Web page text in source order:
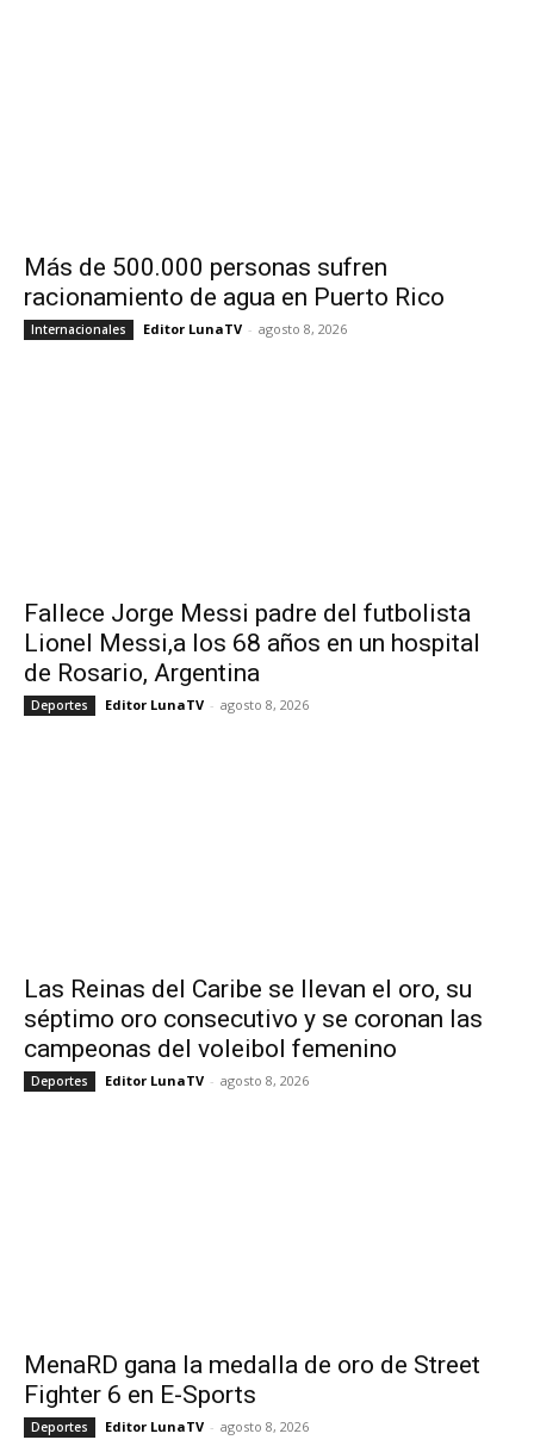
Más de 500.000 personas sufren
racionamiento de agua en Puerto Rico
Internacionales Editor LunaTV - agosto 8, 2026
Fallece Jorge Messi padre del futbolista
Lionel Messi,a los 68 años en un hospital
de Rosario, Argentina
Deportes Editor LunaTV - agosto 8, 2026
Las Reinas del Caribe se llevan el oro, su
séptimo oro consecutivo y se coronan las
campeonas del voleibol femenino
Deportes Editor LunaTV - agosto 8, 2026
MenaRD gana la medalla de oro de Street
Fighter 6 en E-Sports
Deportes Editor LunaTV - agosto 8, 2026